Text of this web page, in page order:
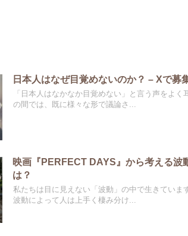
日本人はなぜ目覚めないのか？ – Xで募
「日本人はなかなか目覚めない」と言う声をよ
の間では、既に様々な形で議論さ...
映画『PERFECT DAYS』から考える波
は？
私たちは目に見えない「波動」の中で生きていま
波動によって人は上手く棲み分け...